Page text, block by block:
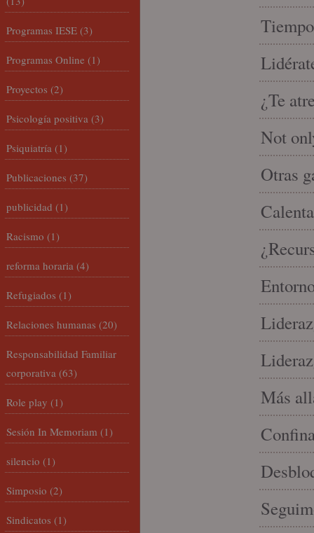
¿Te
Not
Otras
Más
Programas IESE (3)
Programas Online (1)
Proyectos (2)
Psicología positiva (3)
Psiquiatría (1)
Publicaciones (37)
publicidad (1)
Racismo (1)
reforma horaria (4)
Refugiados (1)
Relaciones humanas (20)
Responsabilidad Familiar
corporativa (63)
Role play (1)
Sesión In Memoriam (1)
silencio (1)
Simposio (2)
Sindicatos (1)